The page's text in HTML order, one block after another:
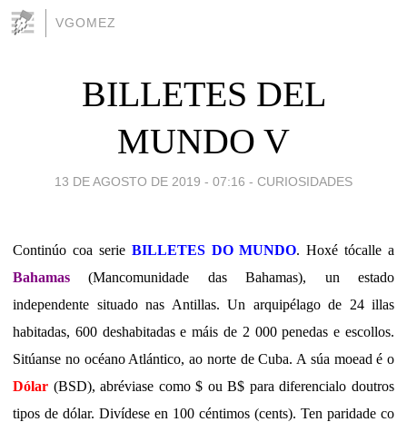
VGOMEZ
BILLETES DEL
MUNDO V
13 DE AGOSTO DE 2019 - 07:16 - CURIOSIDADES
Continúo coa serie BILLETES DO MUNDO. Hoxé tócalle a
Bahamas (Mancomunidade das Bahamas), un estado
independente situado nas Antillas. Un arquipélago de 24 illas
habitadas, 600 deshabitadas e máis de 2 000 penedas e escollos.
Sitúanse no océano Atlántico, ao norte de Cuba. A súa moead é o
Dólar (BSD), abréviase como $ ou B$ para diferencialo doutros
tipos de dólar. Divídese en 100 céntimos (cents). Ten paridade co